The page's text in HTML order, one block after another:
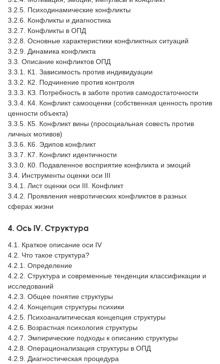
3.2.5. Психодинамические конфликты
3.2.6. Конфликты и диагностика
3.2.7. Конфликты в ОПД
3.2.8. Основные характеристики конфликтных ситуаций
3.2.9. Динамика конфликта
3.3. Описание конфликтов ОПД
3.3.1. К1. Зависимость против индивидуации
3.3.2. К2. Подчинение против контроля
3.3.3. КЗ. Потребность в заботе против самодостаточности
3.3.4. К4. Конфликт самооценки (собственная ценность против
ценности объекта)
3.3.5. К5. Конфликт вины (просоциальная совесть против
личных мотивов)
3.3.6. К6. Эдипов конфликт
3.3.7. К7. Конфликт идентичности
3.3.0. К0. Подавленное восприятие конфликта и эмоций
3.4. Инструменты оценки оси III
3.4.1. Лист оценки оси III. Конфликт
3.4.2. Проявления невротических конфликтов в разных
сферах жизни
4. Ось IV. Структура
4.1. Краткое описание оси IV
4.2. Что такое структура?
4.2.1. Определение
4.2.2. Структура и современные тенденции классификации и
исследований
4.2.3. Общее понятие структуры
4.2.4. Концепция структуры психики
4.2.5. Психоаналитическая концепция структуры
4.2.6. Возрастная психология структуры
4.2.7. Эмпирические подходы к описанию структуры
4.2.8. Операционализация структуры в ОПД
4.2.9. Диагностическая процедура